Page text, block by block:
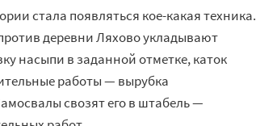
стала появляться кое-какая техника.
деревни Ляхово укладывают
насыпи в заданной отметке, каток
работы — вырубка
свозят его в штабель —